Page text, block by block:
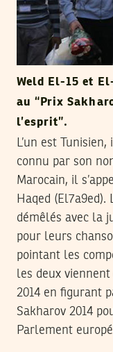
Weld El-15 et
au “Prix
l’esprit”.
L’un est
connu par son
Marocain, il
Haqed
démêlés avec la
pour leurs
pointant les
les deux viennent
2014 en figurant
Sakharov 2014
Parlement